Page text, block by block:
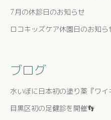
7月の休診日のお知らせ
ロコキッズケア休園日のお知ら
ブログ
水いぼに日本初の塗り薬『ワ
目黒区初の足健診を開催👣